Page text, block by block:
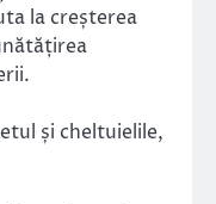
la creșterea
și cheltuielile,